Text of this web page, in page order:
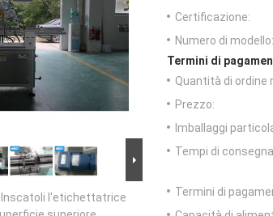
Inscatoli l'etichettatrice
Certificazione:
Numero di modello:
Termini di
Quantità di ordine
Prezzo:
Imballaggi
Tempi di
Termini di